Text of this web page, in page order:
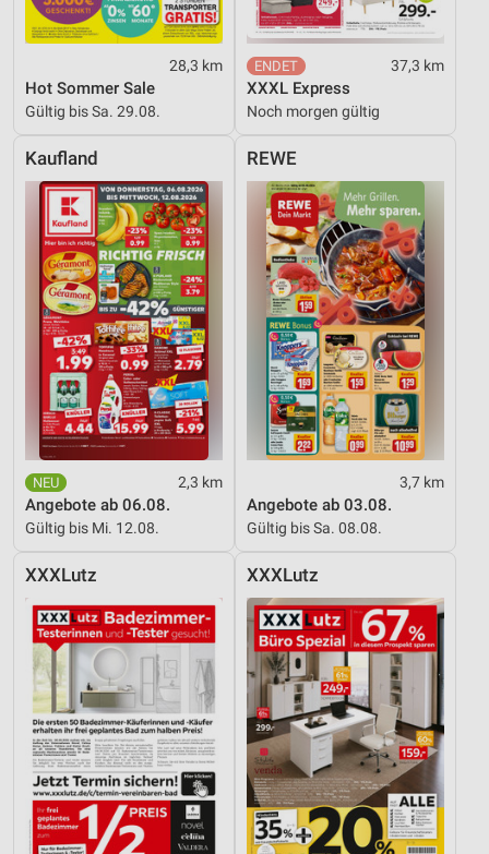
28,3 km
Hot Sommer Sale
Gültig bis Sa. 29.08.
37,3 km
XXXL Express
Noch morgen gültig
Kaufland
2,3 km
Angebote ab 06.08.
Gültig bis Mi. 12.08.
REWE
3,7 km
Angebote ab 03.08.
Gültig bis Sa. 08.08.
XXXLutz XXXLutz
IAB-Verarbeitungszwecke:
Speichern von oder Zugriff auf Informationen
auf einem Endgerät
Verwendung reduzierter Daten zur Auswahl von
Werbung
Verwendung von Profilen zur Auswahl
personalisierter Werbung
Erstellung von Profilen zur Personalisierung
von Inhalten
Verwendung von Profilen zur Auswahl
personalisierter Inhalte
Messung der Werbeleistung
Messung der Performance von Inhalten
Analyse von Zielgruppen durch Statistiken oder
Kombinationen von Daten aus verschiedenen
Entwicklung und Verbesserung der Angebote
Verwendung reduzierter Daten zur Auswahl von
Inhalten
IAB-Besonderheiten:
Verwendung genauer Standortdaten
Geräte anhand von aktiv angeforderten
Informationen identifizieren
Nicht-IAB-Verarbeitungszwecke: